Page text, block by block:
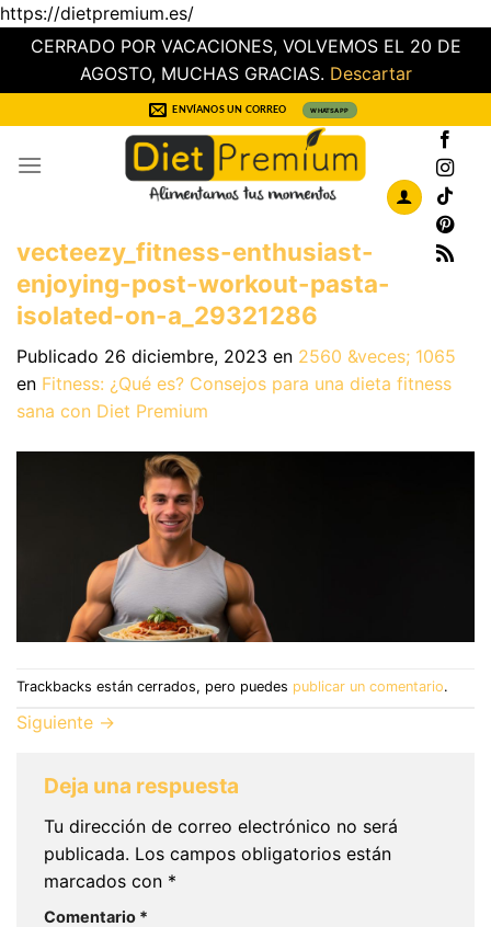
https://dietpremium.es/
CERRADO POR VACACIONES, VOLVEMOS EL 20 DE
AGOSTO, MUCHAS GRACIAS. Descartar
al
contenido
ENVÍANOS UN CORREO WHATSAPP
vecteezy_fitness-enthusiast-
enjoying-post-workout-pasta-
isolated-on-a_29321286
Publicado 26 diciembre, 2023 en 2560 &veces; 1065
en Fitness: ¿Qué es? Consejos para una dieta fitness
sana con Diet Premium
Trackbacks están cerrados, pero puedes publicar un comentario.
Siguiente →
Deja una respuesta
Tu dirección de correo electrónico no será
publicada. Los campos obligatorios están
marcados con *
Comentario *